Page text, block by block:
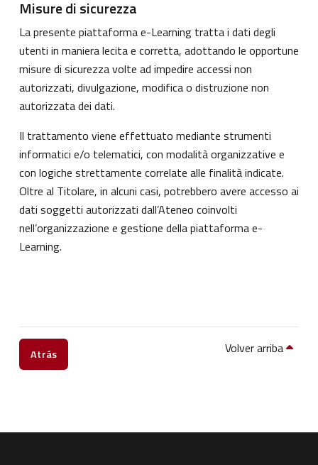
Misure di sicurezza
La presente piattaforma e-Learning tratta i dati degli
utenti in maniera lecita e corretta, adottando le opportune
misure di sicurezza volte ad impedire accessi non
autorizzati, divulgazione, modifica o distruzione non
autorizzata dei dati.
Il trattamento viene effettuato mediante strumenti
informatici e/o telematici, con modalità organizzative e
con logiche strettamente correlate alle finalità indicate.
Oltre al Titolare, in alcuni casi, potrebbero avere accesso ai
dati soggetti autorizzati dall’Ateneo coinvolti
nell’organizzazione e gestione della piattaforma e-
Learning.
Atrás Volver arriba